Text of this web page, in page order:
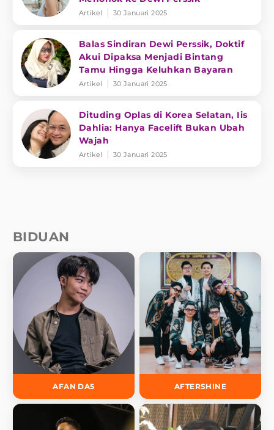
Artikel 30 Januari 2025
Balas Sindiran Dewi Perssik, Doktif
Akui Dipaksa Menjadi Bintang
Tamu Hingga Keluhkan Bayaran
Artikel 30 Januari 2025
Dituding Oplas di Korea Selatan, Iis
Dahlia: Hanya Facelift Bukan Ubah
Wajah
Artikel 30 Januari 2025
BIDUAN
AFAN DA5 AFTERSHINE